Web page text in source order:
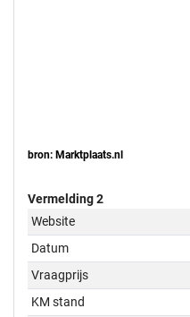
bron: Marktplaats.nl
Vermelding 2
Website
Datum
Vraagprijs
KM stand